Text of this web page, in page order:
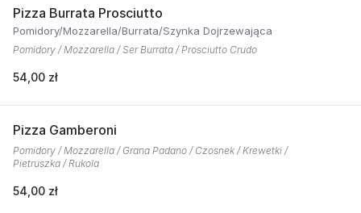
Pizza Burrata Prosciutto
Pomidory/Mozzarella/Burrata/Szynka Dojrzewająca
Pomidory / Mozzarella / Ser Burrata / Prosciutto Crudo
54,00 zł
Pizza Gamberoni
Pomidory / Mozzarella / Grana Padano / Czosnek / Krewetki /
Pietruszka / Rukola
54,00 zł